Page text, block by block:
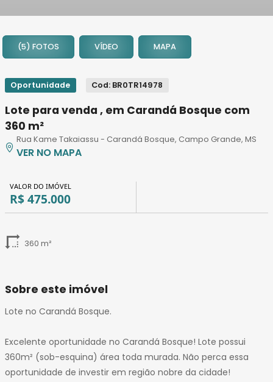
2
3
(5) FOTOS VÍDEO MAPA
Oportunidade Cod: BR0TR14978
Lote para venda , em Carandá Bosque com
360 m²
Rua Kame Takaiassu - Carandá Bosque, Campo Grande, MS
VER NO MAPA
VALOR DO IMÓVEL
R$ 475.000
360 m²
Sobre este imóvel
Lote no Carandá Bosque.
Excelente oportunidade no Carandá Bosque! Lote possui
360m² (sob-esquina) área toda murada. Não perca essa
oportunidade de investir em região nobre da cidade!